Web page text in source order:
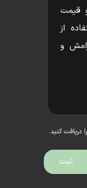
قیمت
از
و
کنید.